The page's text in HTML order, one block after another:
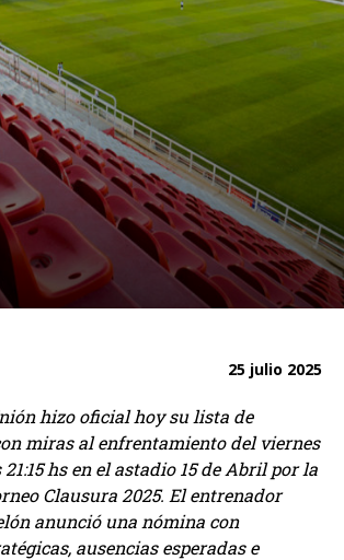
25 julio 2025
hizo oficial hoy su lista de
miras al enfrentamiento del viernes
hs en el astadio 15 de Abril por la
Clausura 2025. El entrenador
anunció una nómina con
ausencias esperadas e